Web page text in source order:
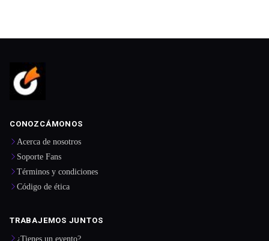
CONOZCÁMONOS
Acerca de nosotros
Soporte Fans
Términos y condiciones
Código de ética
TRABAJEMOS JUNTOS
¿Tienes un evento?